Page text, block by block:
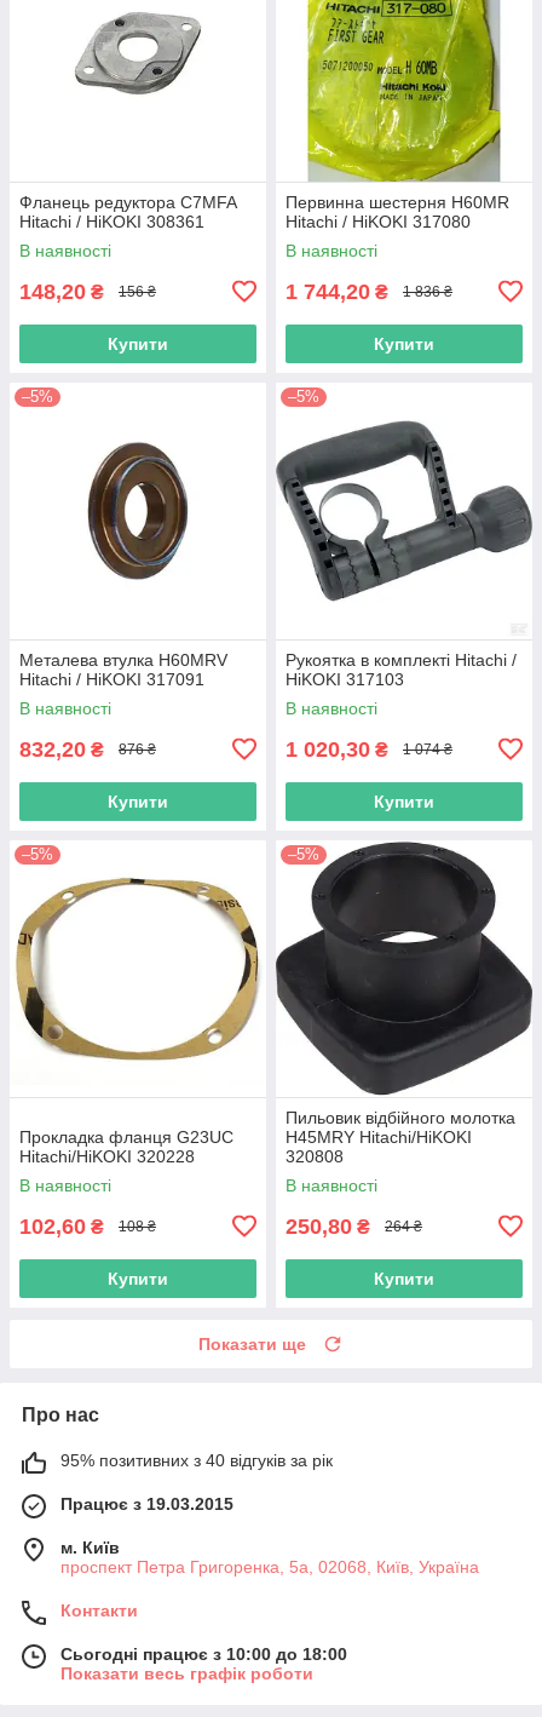
Фланець редуктора C7MFA
Hitachi / HiKOKI 308361
В наявності
148,20 ₴ 156 ₴
Купити
Первинна шестерня H60MR
Hitachi / HiKOKI 317080
В наявності
1 744,20 ₴ 1 836 ₴
Купити
–5%
Металева втулка H60MRV
Hitachi / HiKOKI 317091
В наявності
832,20 ₴ 876 ₴
Купити
–5%
Рукоятка в комплекті Hitachi /
HiKOKI 317103
В наявності
1 020,30 ₴ 1 074 ₴
Купити
–5%
Прокладка фланця G23UC
Hitachi/HiKOKI 320228
В наявності
102,60 ₴ 108 ₴
Купити
–5%
Пильовик відбійного молотка
H45MRY Hitachi/HiKOKI
320808
В наявності
250,80 ₴ 264 ₴
Купити
Показати ще
Про нас
95% позитивних з 40 відгуків за рік
Працює з 19.03.2015
м. Київ
проспект Петра Григоренка, 5а, 02068, Київ, Україна
Контакти
Сьогодні працює з 10:00 до 18:00
Показати весь графік роботи